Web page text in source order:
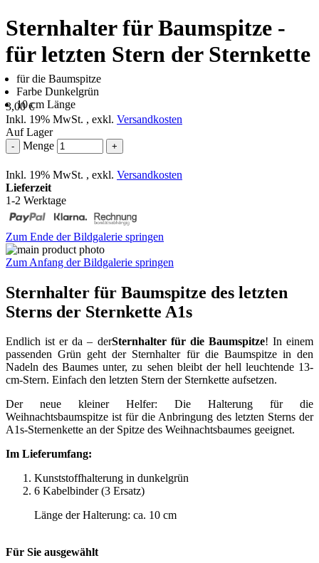
Sternhalter für Baumspitze -
für letzten Stern der Sternkette
für die Baumspitze
Farbe Dunkelgrün
10 cm Länge
3,00 €
Inkl. 19% MwSt. , exkl. Versandkosten
Auf Lager
- Menge +
Inkl. 19% MwSt. , exkl. Versandkosten
Lieferzeit
1-2 Werktage
Zum Ende der Bildgalerie springen
Zum Anfang der Bildgalerie springen
Sternhalter für Baumspitze des letzten
Sterns der Sternkette A1s
Endlich ist er da – derSternhalter für die Baumspitze! In einem
passenden Grün geht der Sternhalter für die Baumspitze in den
Nadeln des Baumes unter, zu sehen bleibt der hell leuchtende 13-
cm-Stern. Einfach den letzten Stern der Sternkette aufsetzen.
Der neue kleiner Helfer: Die Halterung für die
Weihnachtsbaumspitze ist für die Anbringung des letzten Sterns der
A1s-Sternenkette an der Spitze des Weihnachtsbaumes geeignet.
Im Lieferumfang:
Kunststoffhalterung in dunkelgrün
6 Kabelbinder (3 Ersatz)
Länge der Halterung: ca. 10 cm
Für Sie ausgewählt